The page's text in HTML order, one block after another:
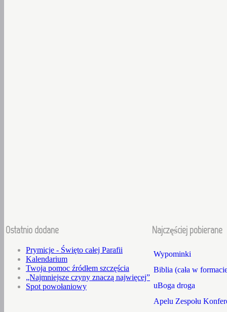
Ostatnio dodane
Prymicje - Święto całej Parafii
Kalendarium
Twoja pomoc źródłem szczęścia
„Najmniejsze czyny znaczą najwięcej”
Spot powołaniowy
Najczęściej pobierane
Wypominki
Biblia (cała w
uBoga droga
Apelu Zespołu